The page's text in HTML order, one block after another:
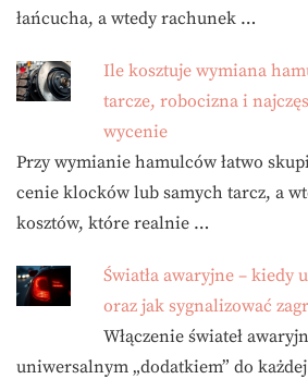
łańcucha, a wtedy rachunek …
Ile kosztuje wymiana
tarcze, robocizna i
wycenie
Przy wymianie hamulców łatwo
cenie klocków lub samych tarcz, a
kosztów, które realnie …
Światła awaryjne – kiedy
oraz jak sygnalizować
Włączenie świateł
uniwersalnym „dodatkiem” do